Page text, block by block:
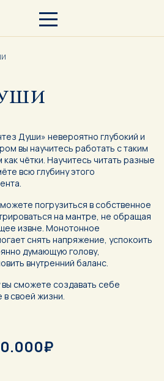
Души» невероятно глубокий и
вы научитесь работать с таким
чётки. Научитесь читать разные
всю глубину этого
погрузиться в собственное
на мантре, не обращая
извне. Монотонное
снять напряжение, успокоить
думающую голову,
внутренний баланс.
сможете создавать себе
своей жизни.